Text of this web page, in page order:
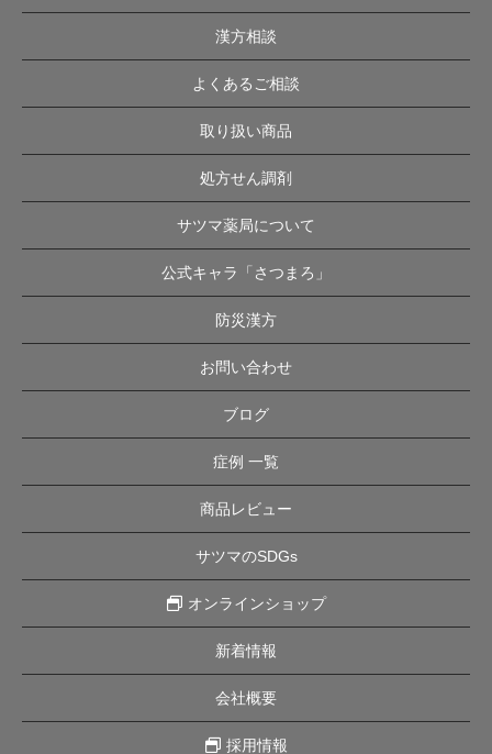
漢方相談
よくあるご相談
取り扱い商品
処方せん調剤
サツマ薬局について
公式キャラ「さつまろ」
防災漢方
お問い合わせ
ブログ
症例 一覧
商品レビュー
サツマのSDGs
オンラインショップ
新着情報
会社概要
採用情報